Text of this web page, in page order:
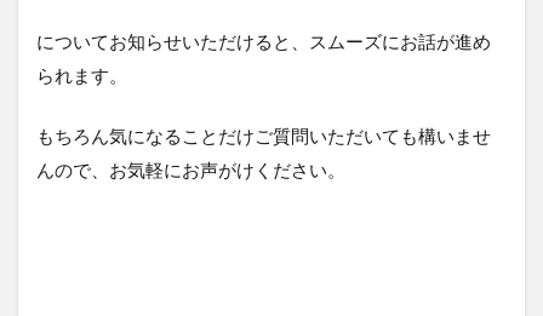
についてお知らせいただけると、スムーズにお話が進め
られます。
もちろん気になることだけご質問いただいても構いませ
んので、お気軽にお声がけください。